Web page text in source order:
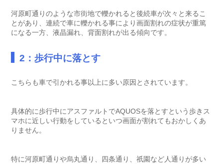
河原町通りのような市街地で轢かれると後続車が次々と来るこ
とがあり、連続で車に轢かれる事により画面割れの症状が重篤
になる一方、液晶漏れ、背面割れが出る傾向です。
2：歩行中に落とす
こちらも車で引かれる事以上に多い原因とされています。
具体的に歩行中にアスファルトでAQUOSを落とすという歩きス
マホに近しい行動をしているといつ画面が割れてもおかしくあ
りません。
特に河原町通りや烏丸通り、四条通り、祇園など人通りが多い